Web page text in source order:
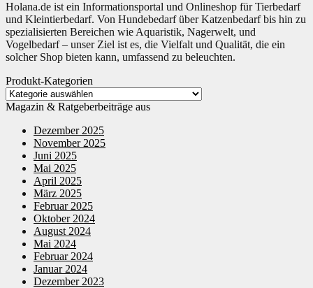
Holana.de ist ein Informationsportal und Onlineshop für Tierbedarf
und Kleintierbedarf. Von Hundebedarf über Katzenbedarf bis hin zu
spezialisierten Bereichen wie Aquaristik, Nagerwelt, und
Vogelbedarf – unser Ziel ist es, die Vielfalt und Qualität, die ein
solcher Shop bieten kann, umfassend zu beleuchten.
Produkt-Kategorien
Magazin & Ratgeberbeiträge aus
Dezember 2025
November 2025
Juni 2025
Mai 2025
April 2025
März 2025
Februar 2025
Oktober 2024
August 2024
Mai 2024
Februar 2024
Januar 2024
Dezember 2023